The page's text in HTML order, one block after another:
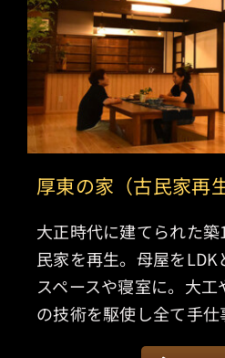
厚東の家（古民家再生
大正時代に建てられた
民家を再生。母屋を
スペースや寝室に。大
の技術を駆使し全て手仕